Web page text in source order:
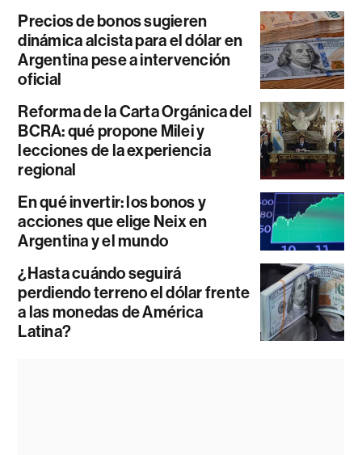
Precios de bonos sugieren
dinámica alcista para el dólar en
Argentina pese a intervención
oficial
Reforma de la Carta Orgánica del
BCRA: qué propone Milei y
lecciones de la experiencia
regional
En qué invertir: los bonos y
acciones que elige Neix en
Argentina y el mundo
¿Hasta cuándo seguirá
perdiendo terreno el dólar frente
a las monedas de América
Latina?